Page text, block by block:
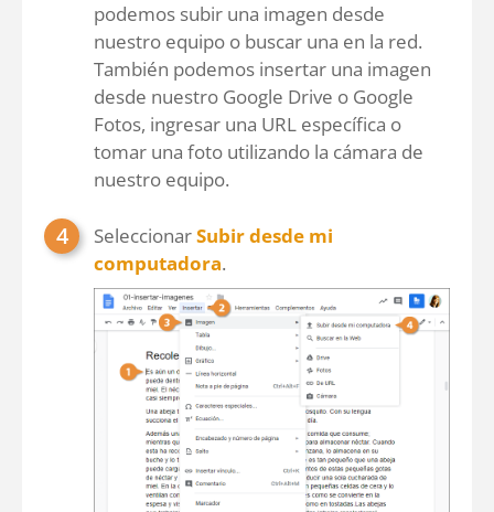
podemos subir una imagen desde
nuestro equipo o buscar una en la red.
También podemos insertar una imagen
desde nuestro Google Drive o Google
Fotos, ingresar una URL específica o
tomar una foto utilizando la cámara de
nuestro equipo.
SeleccionarSubir desde mi
computadora.